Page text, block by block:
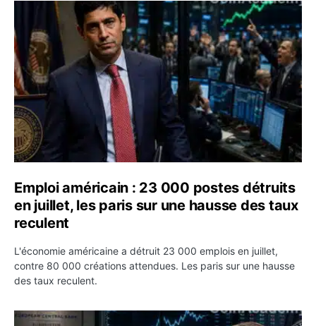
Emploi américain : 23 000 postes détruits en juillet, les
Emploi américain : 23 000 postes détruits
en juillet, les paris sur une hausse des taux
reculent
L'économie américaine a détruit 23 000 emplois en juillet,
contre 80 000 créations attendues. Les paris sur une hausse
des taux reculent.
Yen : Washington a vendu des euros sans prévenir la